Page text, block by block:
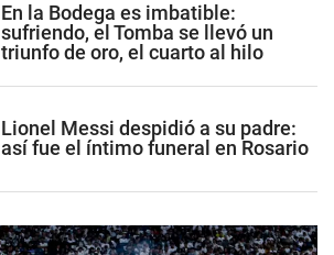
En la Bodega es imbatible:
sufriendo, el Tomba se llevó un
triunfo de oro, el cuarto al hilo
Lionel Messi despidió a su padre:
así fue el íntimo funeral en Rosario